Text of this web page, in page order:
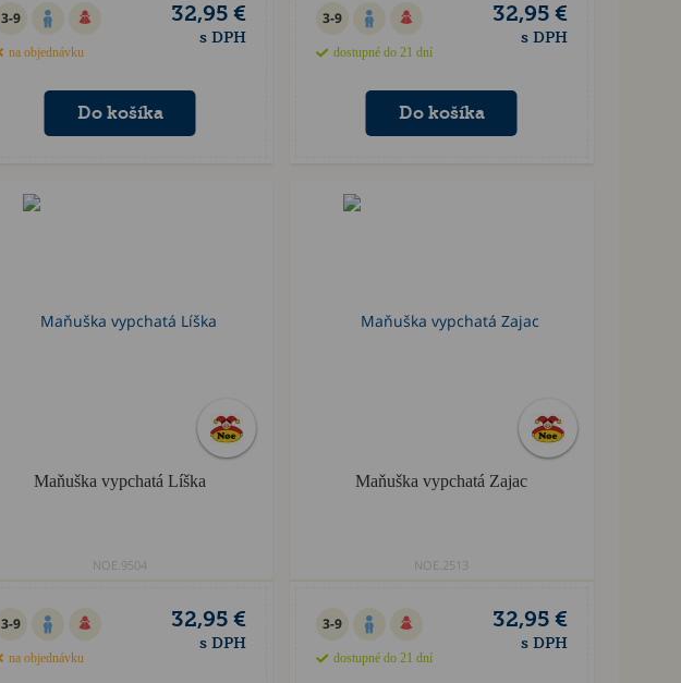
3-9
na objednávku
32,95 €
s DPH
3-9
dostupné do 21 dní
32,95 €
s DPH
Maňuška vypchatá Líška
NOE.9504
3-9
na objednávku
32,95 €
s DPH
Maňuška vypchatá Zajac
NOE.2513
3-9
dostupné do 21 dní
32,95 €
s DPH